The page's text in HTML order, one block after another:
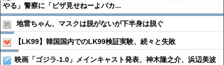
やる」警察に「ビザ見せねーよバカ...
地雷ちゃん、マスクは脱がないが下半身は脱ぐ
【LK99】韓国国内でのLK99検証実験、続々と失敗
映画「ゴジラ-1.0」メインキャスト発表、神木隆之介、浜辺美波